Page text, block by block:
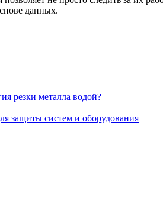
данных.
резки металла водой?
защиты систем и оборудования